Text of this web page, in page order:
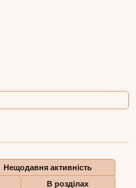
Нещодавня активність
В розділах